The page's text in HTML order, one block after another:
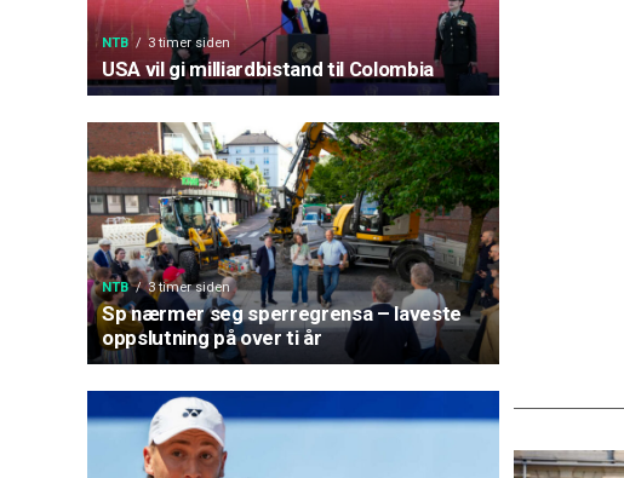
NTB 3 timer siden
USA vil gi milliardbistand til Colombia
NTB 3 timer siden
Sp nærmer seg sperregrensa – laveste
oppslutning på over ti år